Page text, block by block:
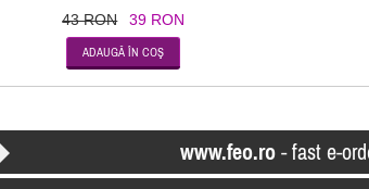
43 RON 39 RON
www.feo.ro - fast e-